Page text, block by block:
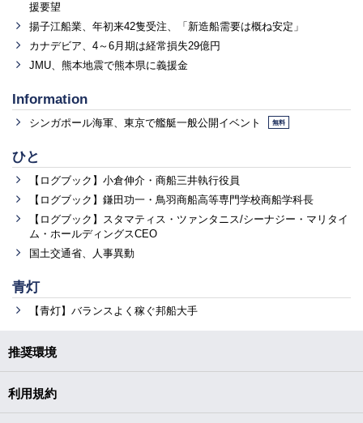
援要望
揚子江船業、年初来42隻受注、「新造船需要は概ね安定」
カナデビア、4～6月期は経常損失29億円
JMU、熊本地震で熊本県に義援金
Information
シンガポール海軍、東京で艦艇一般公開イベント 無料
ひと
【ログブック】小倉伸介・商船三井執行役員
【ログブック】鎌田功一・鳥羽商船高等専門学校商船学科長
【ログブック】スタマティス・ツァンタニス/シーナジー・マリタイ
ム・ホールディングスCEO
国土交通省、人事異動
青灯
【青灯】バランスよく稼ぐ邦船大手
推奨環境
利用規約